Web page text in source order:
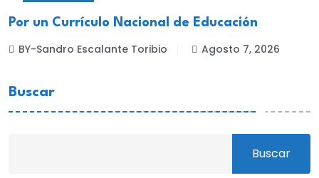
Por un Currículo Nacional de Educación
BY-Sandro Escalante Toribio Agosto 7, 2026
Buscar
Buscar